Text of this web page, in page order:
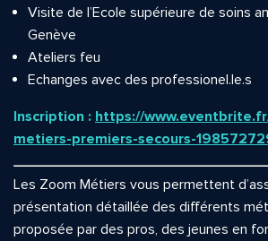
Visite de l’Ecole supérieure de soins
Genève
Ateliers feu
Echanges avec des professionel.le.s
Inscription : https://
metiers-premiers-secours-
Les Zoom Métiers vous permettent
présentation détaillée des différents
proposée par des pros, des jeunes en